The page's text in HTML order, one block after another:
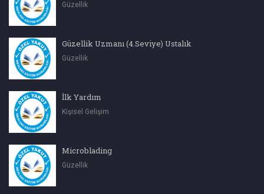
Güzellik
Güzellik Uzmanı (4.Seviye) Ustalık
Güzellik
İlk Yardım
Kişisel Gelişim
Microblading
Güzellik